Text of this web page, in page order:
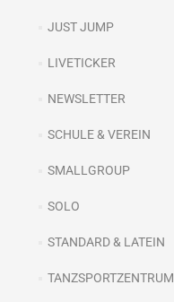
JUST JUMP
LIVETICKER
NEWSLETTER
SCHULE & VEREIN
SMALLGROUP
SOLO
STANDARD & LATEIN
TANZSPORTZENTRUM